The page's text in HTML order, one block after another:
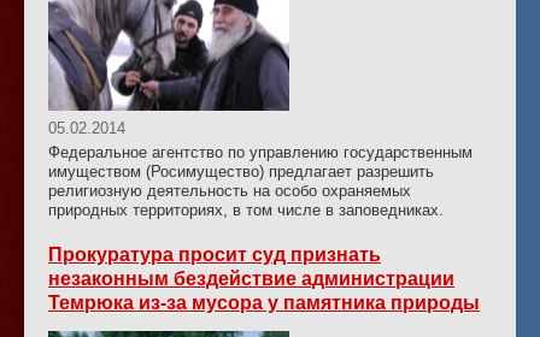
05.02.2014
Федеральное агентство по управлению государственным
имуществом (Росимущество) предлагает разрешить
религиозную деятельность на особо охраняемых
природных территориях, в том числе в заповедниках.
Прокуратура просит суд признать
незаконным бездействие администрации
Темрюка из-за мусора у памятника природы